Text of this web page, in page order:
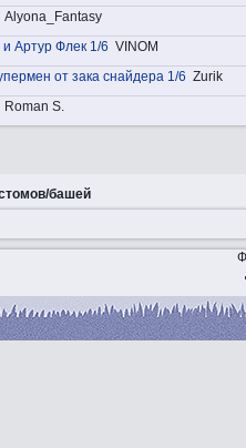
Alyona_Fantasy
Артур Флек 1/6 VINOM
от зака снайдера 1/6 Zurik
Roman S.
башей